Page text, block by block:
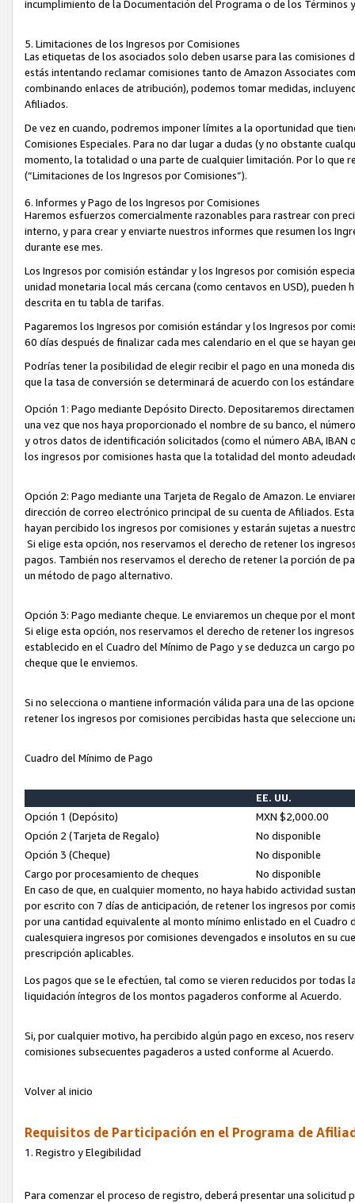
incumplimiento de la Documentación del Programa o de los Términos
5. Limitaciones de los Ingresos por Comisiones
Las etiquetas de los asociados solo deben usarse para las
estás intentando reclamar comisiones tanto de Amazon Associates
combinando enlaces de atribución), podemos tomar medidas,
Afiliados.
De vez en cuando, podremos imponer límites a la oportunidad que
Comisiones Especiales. Para no dar lugar a dudas (y no obstante
momento, la totalidad o una parte de cualquier limitación. Por lo que
(“Limitaciones de los Ingresos por Comisiones”).
6. Informes y Pago de los Ingresos por Comisiones
Haremos esfuerzos comercialmente razonables para rastrear con
interno, y para crear y enviarte nuestros informes que resumen los
durante ese mes.
Los Ingresos por comisión estándar y los Ingresos por comisión
unidad monetaria local más cercana (como centavos en USD),
descrita en tu tabla de tarifas.
Pagaremos los Ingresos por comisión estándar y los Ingresos por
60 días después de finalizar cada mes calendario en el que se hayan
Podrías tener la posibilidad de elegir recibir el pago en una moneda
que la tasa de conversión se determinará de acuerdo con los
Opción 1: Pago mediante Depósito Directo. Depositaremos
una vez que nos haya proporcionado el nombre de su banco, el
y otros datos de identificación solicitados (como el número ABA,
los ingresos por comisiones hasta que la totalidad del monto
Opción 2: Pago mediante una Tarjeta de Regalo de Amazon. Le
dirección de correo electrónico principal de su cuenta de Afiliados.
hayan percibido los ingresos por comisiones y estarán sujetas a
Si elige esta opción, nos reservamos el derecho de retener los
pagos. También nos reservamos el derecho de retener la porción de
un método de pago alternativo.
Opción 3: Pago mediante cheque. Le enviaremos un cheque por el
Si elige esta opción, nos reservamos el derecho de retener los
establecido en el Cuadro del Mínimo de Pago y se deduzca un cargo
cheque que le enviemos.
Si no selecciona o mantiene información válida para una de las
retener los ingresos por comisiones percibidas hasta que seleccione
Cuadro del Mínimo de Pago
EE. UU.
Opción 1 (Depósito)
MXN $2,000.00
Opción 2 (Tarjeta de Regalo)
No disponible
Opción 3 (Cheque)
No disponible
Cargo por procesamiento de cheques
No disponible
En caso de que, en cualquier momento, no haya habido actividad
por escrito con 7 días de anticipación, de retener los ingresos por
por una cantidad equivalente al monto mínimo enlistado en el
cualesquiera ingresos por comisiones devengados e insolutos en su
prescripción aplicables.
Los pagos que se le efectúen, tal como se vieren reducidos por todas
liquidación íntegros de los montos pagaderos conforme al Acuerdo.
Si, por cualquier motivo, ha percibido algún pago en exceso, nos
comisiones subsecuentes pagaderos a usted conforme al Acuerdo.
Volver al inicio
Requisitos de Participación en el Programa de
1. Registro y Elegibilidad
Para comenzar el proceso de registro, deberá presentar una solicitud